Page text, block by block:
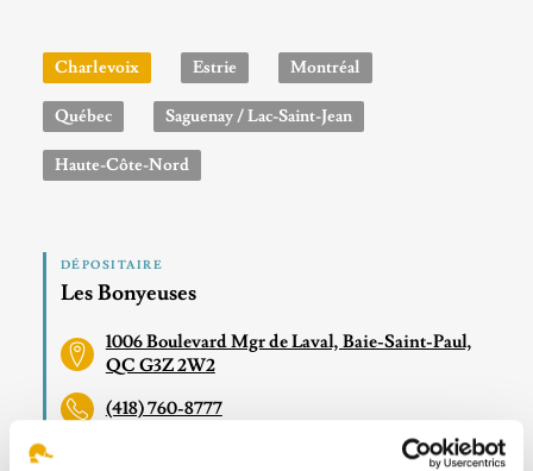
Charlevoix Estrie Montréal
Québec Saguenay / Lac-Saint-Jean
Haute-Côte-Nord
DÉPOSITAIRE
Les Bonyeuses
1006 Boulevard Mgr de Laval, Baie-Saint-Paul,
QC G3Z 2W2
(418) 760-8777